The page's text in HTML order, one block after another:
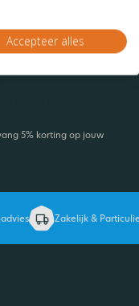
5% korting op jouw
Zakelijk & Particulier
Accepteer alles